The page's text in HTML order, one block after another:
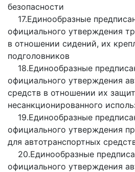
безопасности
17.Единообразные
официального утверждения
в отношении сидений, их
подголовников
18.Единообразные
официального утверждения
средств в отношении их
несанкционированного
19.Единообразные
официального утверждения
для автотранспортных
20.Единообразные
официального утверждения